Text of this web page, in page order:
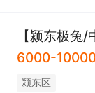
【颍东极兔/
6000-
颍东区